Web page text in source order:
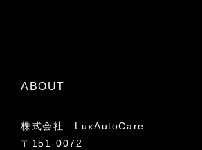
ABOUT
株式会社 LuxAutoCare
〒151-0072